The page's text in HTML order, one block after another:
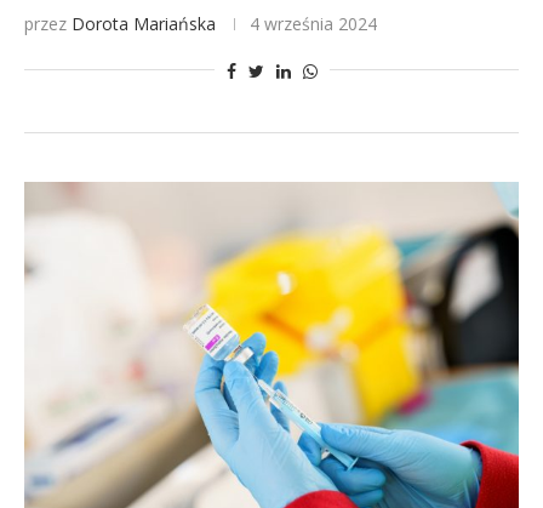
przez Dorota Mariańska 4 września 2024